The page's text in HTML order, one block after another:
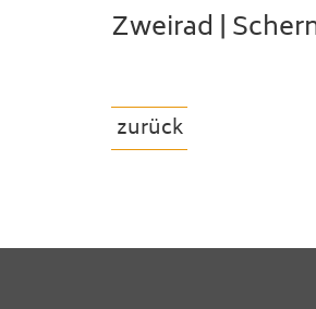
Zweirad |
zurück